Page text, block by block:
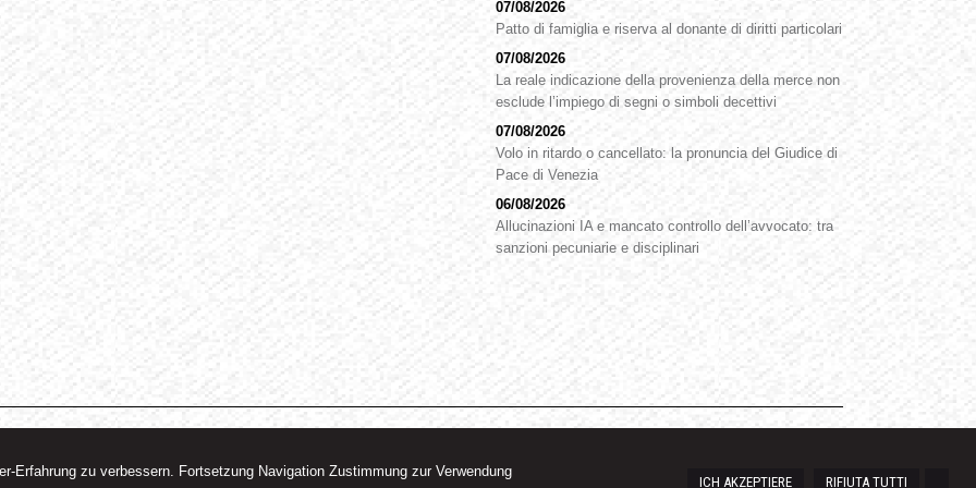
Erfahrung zu verbessern. Fortsetzung Navigation Zustimmung zur Verwendung
ICH AKZEPTIERE RIFIUTA TUTTI
07/08/2026
Patto di famiglia e riserva al donante di diritti particolari
07/08/2026
La reale indicazione della provenienza della merce non
esclude l’impiego di segni o simboli decettivi
07/08/2026
Volo in ritardo o cancellato: la pronuncia del Giudice di
Pace di Venezia
06/08/2026
Allucinazioni IA e mancato controllo dell’avvocato: tra
sanzioni pecuniarie e disciplinari